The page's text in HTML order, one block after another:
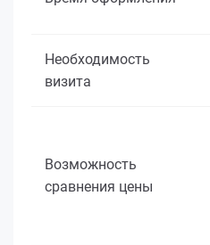
Необходимость
визита
Возможность
сравнения цены